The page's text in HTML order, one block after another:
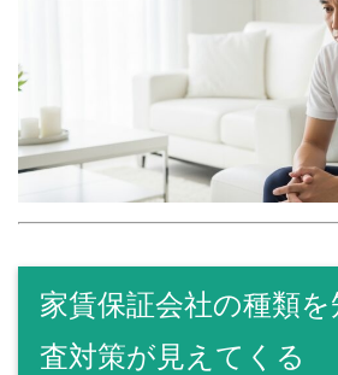
家賃保証会社の種類
査対策が見えてくる